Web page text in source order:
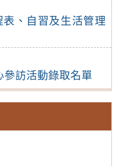
、自習及生活管理
參訪活動錄取名單